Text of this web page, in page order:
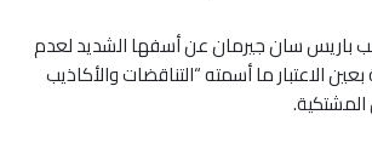
باريس سان جيرمان عن أسفها الشديد لعدم
الاعتبار ما أسمته “التناقضات والأكاذيب